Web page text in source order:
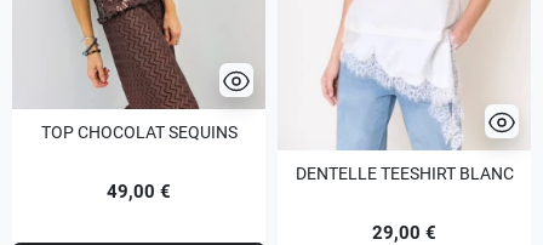
TOP CHOCOLAT SEQUINS
49,00 €
DENTELLE TEESHIRT BLANC
29,00 €